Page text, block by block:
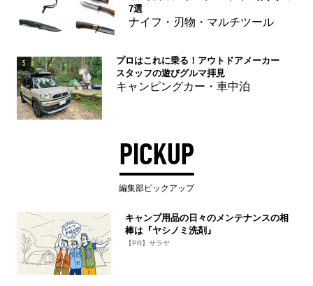
7選
ナイフ・刃物・マルチツール
5
プロはこれに乗る！アウトドアメーカー
スタッフの遊びグルマ拝見
キャンピングカー・車中泊
PICKUP
編集部ピックアップ
キャンプ用品の日々のメンテナンスの相
棒は『ヤシノミ洗剤』
【PR】サラヤ